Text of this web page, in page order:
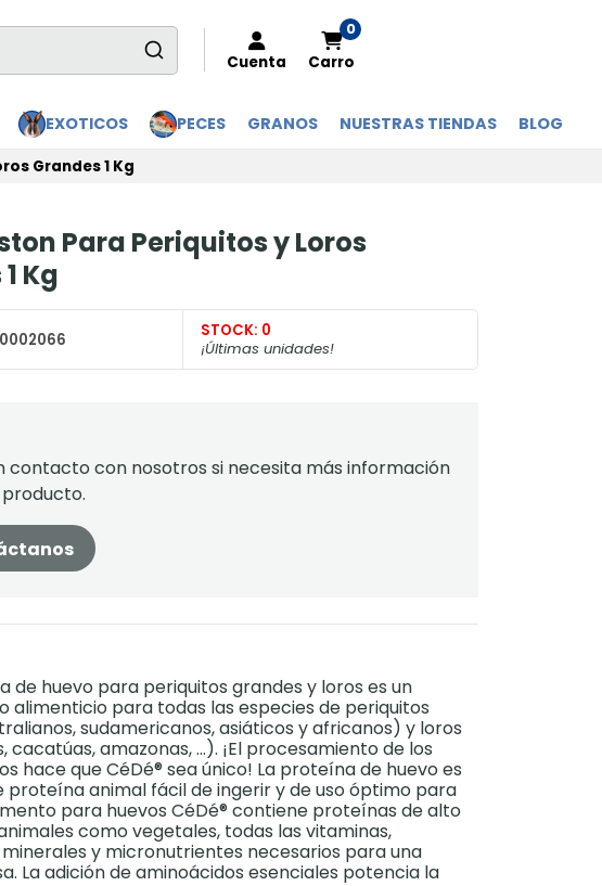
Cuenta
0
Carro
EXOTICOS PECES GRANOS NUESTRAS TIENDAS BLOG
Grandes 1 Kg
Para Periquitos y Loros
Kg
STOCK: 0
¡Últimas unidades!
contacto con nosotros si necesita más información
de huevo para periquitos grandes y loros es un
alimenticio para todas las especies de periquitos
sudamericanos, asiáticos y africanos) y loros
cacatúas, amazonas, …). ¡El procesamiento de los
hace que CéDé® sea único! La proteína de huevo es
proteína animal fácil de ingerir y de uso óptimo para
para huevos CéDé® contiene proteínas de alto
como vegetales, todas las vitaminas,
y micronutrientes necesarios para una
La adición de aminoácidos esenciales potencia la